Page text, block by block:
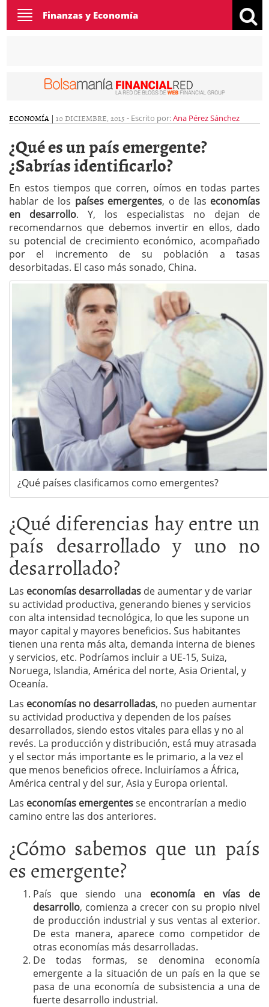
Toggle
navigation
Finanzas y Economía
ECONOMÍA | 10 DICIEMBRE, 2015 - Escrito por:Ana Pérez Sánchez
¿Qué es un país emergente?
¿Sabrías identificarlo?
En estos tiempos que corren, oímos en todas partes
hablar de los países emergentes, o de las economías
en desarrollo. Y, los especialistas no dejan de
recomendarnos que debemos invertir en ellos, dado
su potencial de crecimiento económico, acompañado
por el incremento de su población a tasas
desorbitadas. El caso más sonado, China.
¿Qué países clasificamos como emergentes?
¿Qué diferencias hay entre un
país desarrollado y uno no
desarrollado?
Las economías desarrolladas de aumentar y de variar
su actividad productiva, generando bienes y servicios
con alta intensidad tecnológica, lo que les supone un
mayor capital y mayores beneficios. Sus habitantes
tienen una renta más alta, demanda interna de bienes
y servicios, etc. Podríamos incluir a UE-15, Suiza,
Noruega, Islandia, América del norte, Asia Oriental, y
Oceanía.
Las economías no desarrolladas, no pueden aumentar
su actividad productiva y dependen de los países
desarrollados, siendo estos vitales para ellas y no al
revés. La producción y distribución, está muy atrasada
y el sector más importante es le primario, a la vez el
que menos beneficios ofrece. Incluiríamos a África,
América central y del sur, Asia y Europa oriental.
Las economías emergentesse encontrarían a medio
camino entre las dos anteriores.
¿Cómo sabemos que un país
es emergente?
País que siendo una economía en vías de
desarrollo, comienza a crecer con su propio nivel
de producción industrial y sus ventas al exterior.
De esta manera, aparece como competidor de
otras economías más desarrolladas.
De todas formas, se denomina economía
emergente a la situación de un país en la que se
pasa de una economía de subsistencia a una de
fuerte desarrollo industrial.